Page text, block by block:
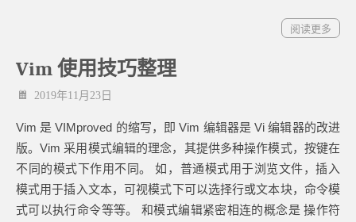
阅读更多
Vim 使用技巧整理
2019年11月23日
Vim 是 VIMproved 的缩写，即 Vim 编辑器是 Vi 编辑器的改进
版。Vim 采用模式编辑的理念，其提供多种操作模式，按键在
不同的模式下作用不同。 如，普通模式用于浏览文件，插入
模式用于插入文本，可视模式下可以选择行或文本块，命令模
式可以执行命令等等。 和模式编辑紧密相连的概念是 操作符